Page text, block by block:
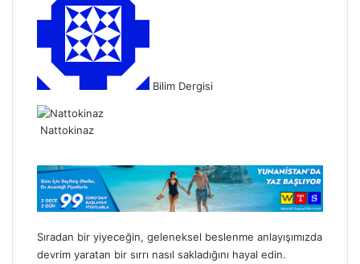
Bilim Dergisi
ö
n
d
r
m
Nattokinaz
Sıradan bir yiyeceğin, geleneksel beslenme anlayışımızda
devrim yaratan bir sırrı nasıl sakladığını hayal edin.